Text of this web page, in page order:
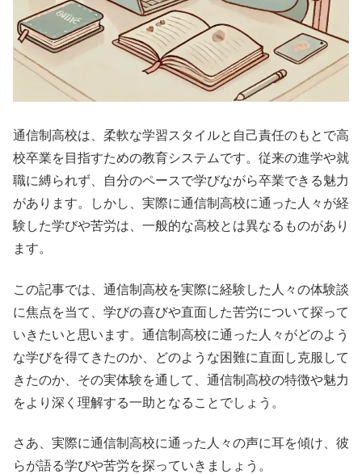
通信制高校は、柔軟な学習スタイルと自己責任のもとで高
校卒業を目指すための教育システムです。従来の進学や就
職に縛られず、自分のペースで学びながら卒業できる魅力
があります。しかし、実際に通信制高校に通った人々が経
験した学びや苦労は、一般的な高校とは異なるものがあり
ます。
この記事では、通信制高校を実際に経験した人々の体験談
に焦点を当て、学びの喜びや直面した苦労について探って
いきたいと思います。通信制高校に通った人々がどのよう
な学びを得てきたのか、どのような困難に直面し克服して
きたのか、その実体験を通して、通信制高校の特徴や魅力
をより深く理解する一助となることでしょう。
さあ、実際に通信制高校に通った人々の声に耳を傾け、彼
らが語る学びや苦労を探っていきましょう。